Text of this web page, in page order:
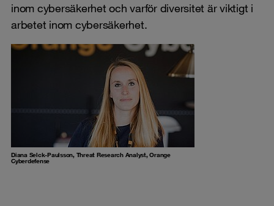
inom cybersäkerhet och varför diversitet är viktigt i
arbetet inom cybersäkerhet.
Diana Selck-Paulsson, Threat Research Analyst, Orange
Cyberdefense